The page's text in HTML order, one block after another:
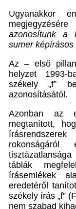
Ugyanakkor
azonosítunk a
sumer képírásos
Az – első
helyzet 1993-
székely „f”
azonosításától.
Azonban az
megtanított,
táblák
írásemlékek
eredetéről
székely írás „f”
nem szabad